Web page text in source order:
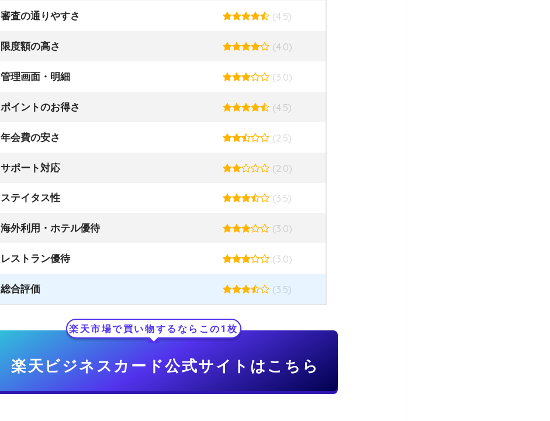
審査の通りやすさ (4.5)
限度額の高さ (4.0)
管理画面・明細 (3.0)
ポイントのお得さ (4.5)
年会費の安さ (2.5)
サポート対応 (2.0)
ステイタス性 (3.5)
海外利用・ホテル優待 (3.0)
レストラン優待 (3.0)
総合評価 (3.5)
楽天市場で買い物するならこの1枚
楽天ビジネスカード公式サイトはこちら